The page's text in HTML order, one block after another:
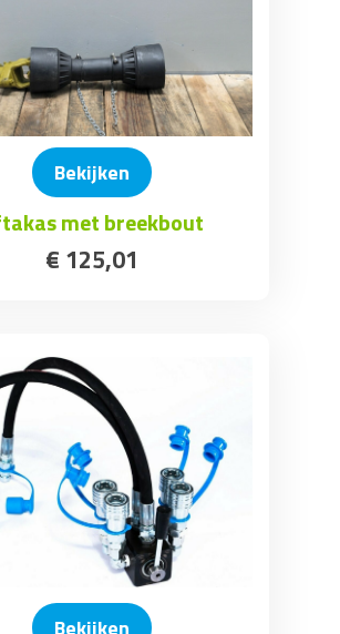
Bekijken
met breekbout
€ 125,01
Bekijken